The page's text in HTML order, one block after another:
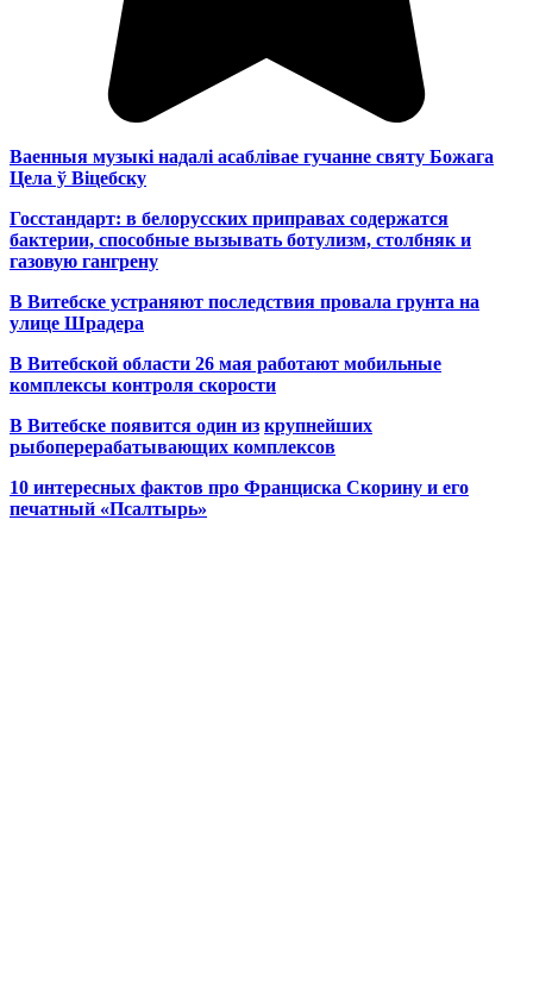
Ваенныя музыкі надалі асаблівае гучанне святу Божага
Цела ў Віцебску
Госстандарт: в белорусских приправах содержатся
бактерии, способные вызывать ботулизм, столбняк и
газовую гангрену
В Витебске устраняют последствия провала грунта на
улице Шрадера
В Витебской области 26 мая работают мобильные
комплексы контроля скорости
В Витебске появится один из крупнейших
рыбоперерабатывающих комплексов
10 интересных фактов про Франциска Скорину и его
печатный «Псалтырь»